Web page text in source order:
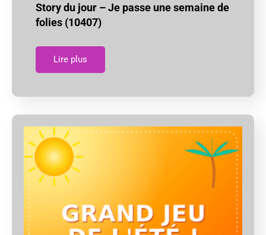
Story du jour – Je passe une semaine de
folies (10407)
Lire plus